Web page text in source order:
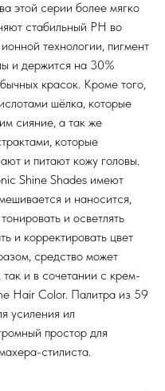
этой серии более мягко
стабильный PH во
технологии, пигмент
и держится на 30%
красок. Кроме того,
шёлка, которые
сияние, а так же
которые
и питают кожу головы.
Shine Shades имеют
и наносится,
и осветлять
и корректировать цвет
средство может
так и в сочетании с крем-
Hair Color. Палитра из 59
усиления ил
простор для
стилиста.